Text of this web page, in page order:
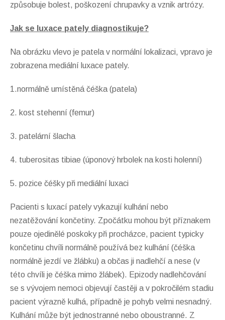
způsobuje bolest, poškození chrupavky a vznik artrózy.
Jak se luxace pately diagnostikuje?
Na obrázku vlevo je patela v normální lokalizaci, vpravo je
zobrazena mediální luxace pately.
1.normálně umístěná čéška (patela)
2. kost stehenní (femur)
3. patelární šlacha
4. tuberositas tibiae (úponový hrbolek na kosti holenní)
5. pozice čéšky při mediální luxaci
Pacienti s luxací pately vykazují kulhání nebo
nezatěžování končetiny. Zpočátku mohou být příznakem
pouze ojedinělé poskoky při procházce, pacient typicky
končetinu chvíli normálně používá bez kulhání (čéška
normálně jezdí ve žlábku) a občas ji nadlehčí a nese (v
této chvíli je čéška mimo žlábek). Epizody nadlehčování
se s vývojem nemoci objevují častěji a v pokročilém stadiu
pacient výrazně kulhá, případně je pohyb velmi nesnadný.
Kulhání může být jednostranné nebo oboustranné. Z